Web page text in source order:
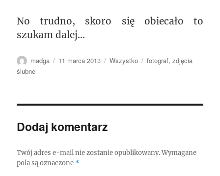
No trudno, skoro się obiecało to
szukam dalej…
Autor
madga
Data
11 marca 2013 Kategorie
Wszystko Tagi
fotograf,zdjęcia
ślubne
Dodaj komentarz
Twój adres e-mail nie zostanie opublikowany. Wymagane
pola są oznaczone *